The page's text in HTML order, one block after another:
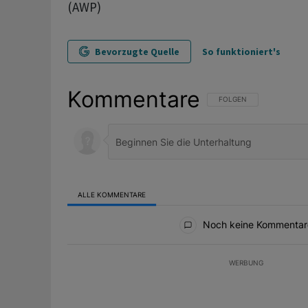
(AWP)
Bevorzugte Quelle So funktioniert's
Kommentare FOLGE DIESER
FOLGEN
ALLE KOMMENTARE
Noch keine
WERBUNG